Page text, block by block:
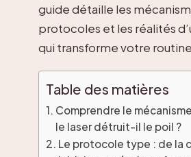
guide détaille les
protocoles et les réalités
qui transforme votre
Table des matières
Comprendre le
le laser détruit-il le poil ?
Le protocole type : de la